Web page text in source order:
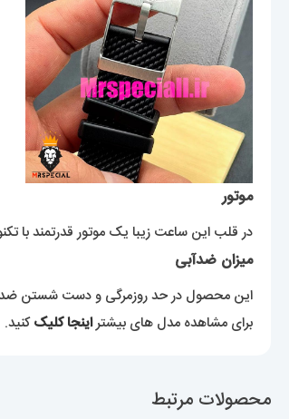
موتور
در قلب این ساعت زیبا یک موتور قدرتمند با
میزان ضدآبی
این محصول در حد روزمرگی و دست شستن ضد
برای مشاهده مدل های بیشتراینجا کلیککنید.
محصولات مرتبط